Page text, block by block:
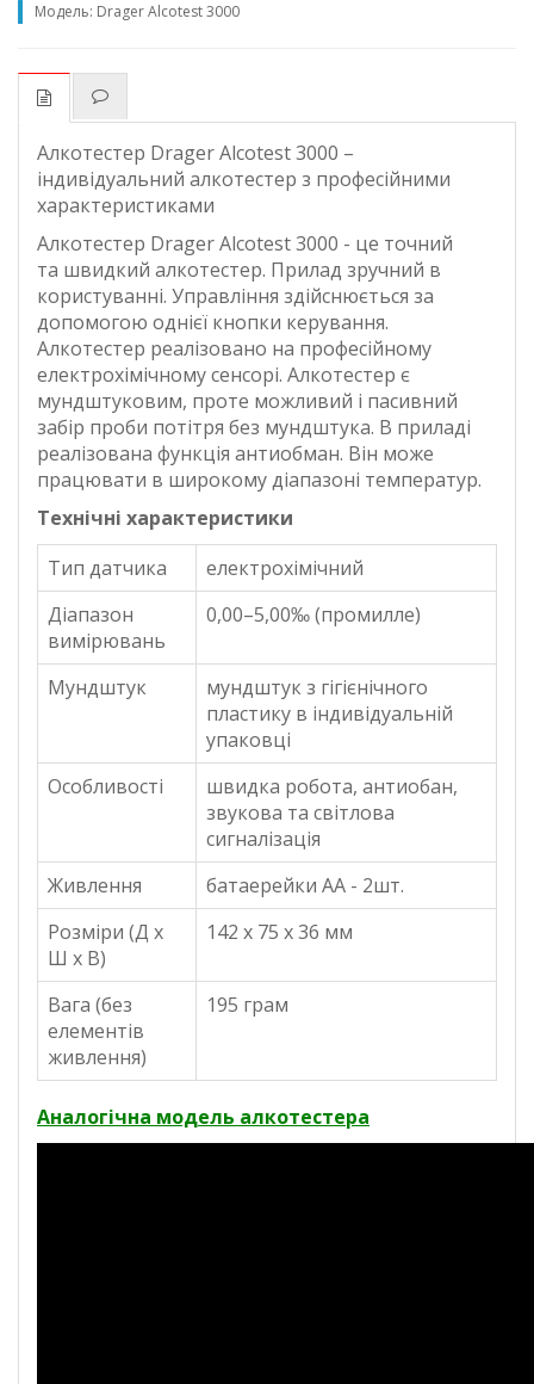
Модель: Drager Аlcotest 3000
Алкотестер Drager Alcotest 3000 –
індивідуальний алкотестер з професійними
характеристиками
Алкотестер Drager Alcotest 3000 - це точний
та швидкий алкотестер. Прилад зручний в
користуванні. Управління здійснюється за
допомогою однієї кнопки керування.
Алкотестер реалізовано на професійному
електрохімічному сенсорі. Алкотестер є
мундштуковим, проте можливий і пасивний
забір проби потітря без мундштука. В приладі
реалізована функція антиобман. Він може
працювати в широкому діапазоні температур.
Технічні характеристики
Тип датчика
електрохімічний
Діапазон
вимірювань
0,00–5,00‰ (промилле)
Мундштук
мундштук з гігієнічного
пластику в індивідуальній
упаковці
Особливості
швидка робота, антиобан,
звукова та світлова
сигналізація
Живлення
батаерейки АА - 2шт.
Розміри (Д x
Ш x В)
142 х 75 х 36 мм
Вага (без
елементів
живлення)
195 грам
Аналогічна модель алкотестера